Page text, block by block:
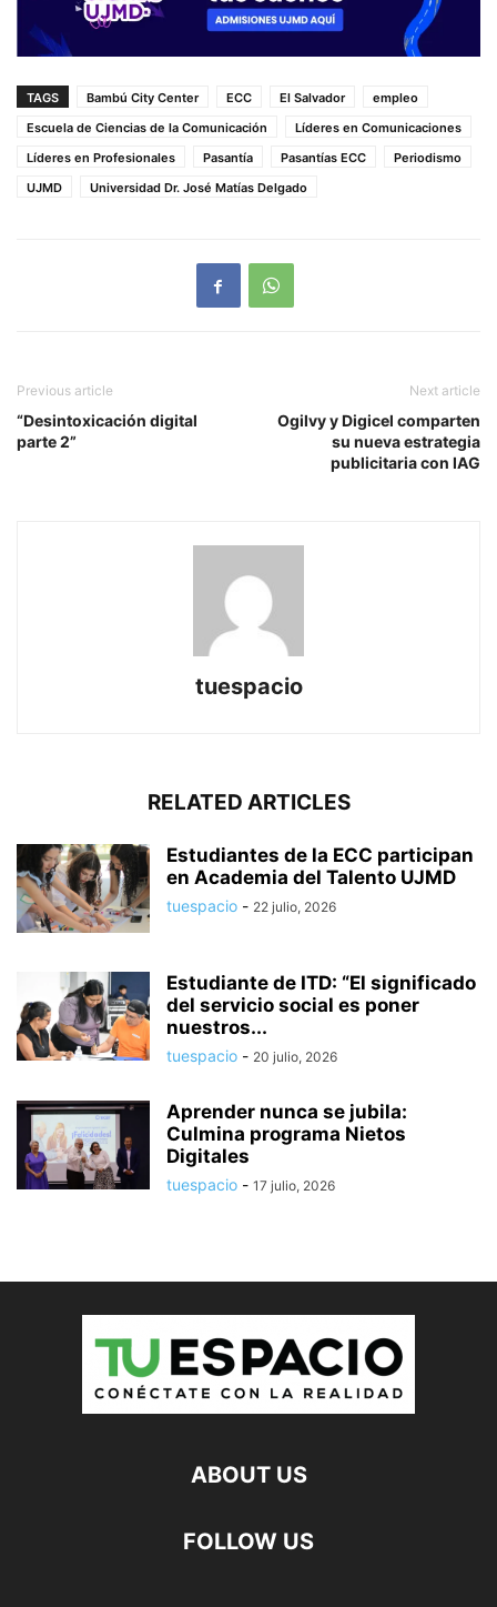
TAGS Bambú City Center ECC El Salvador
empleo
Escuela de Ciencias de la Comunicación
Líderes en Comunicaciones
Líderes en Profesionales
Pasantía Pasantías ECC
Periodismo
UJMD
Universidad Dr. José Matías Delgado
Previous article
“Desintoxicación digital
parte 2”
Next article
Ogilvy y Digicel comparten
su nueva estrategia
publicitaria con IAG
tuespacio
RELATED ARTICLES
Estudiantes de la ECC participan
en Academia del Talento UJMD
tuespacio - 22 julio, 2026
Estudiante de ITD: “El significado
del servicio social es poner
nuestros...
tuespacio - 20 julio, 2026
Aprender nunca se jubila:
Culmina programa Nietos
Digitales
tuespacio - 17 julio, 2026
ABOUT US
FOLLOW US